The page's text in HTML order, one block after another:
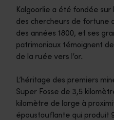
Kalgoorlie a été fondée
des chercheurs de fortune
des années 1800, et ses
patrimoniaux témoignent de
de la ruée vers l’or.
L’héritage des premiers
Super Fosse de 3,5
kilomètre de large à
époustouflante qui produit